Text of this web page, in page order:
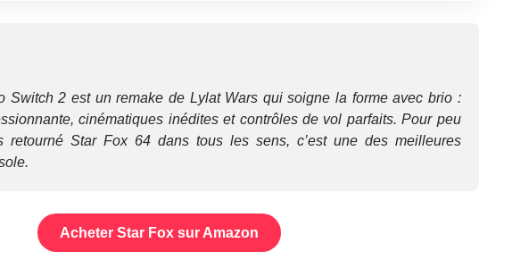
Switch 2 est un remake de Lylat Wars qui soigne la forme avec brio :
cinématiques inédites et contrôles de vol parfaits. Pour peu
retourné Star Fox 64 dans tous les sens, c’est une des meilleures
Acheter Star Fox sur Amazon